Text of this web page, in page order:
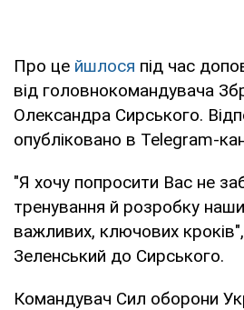
Про це йшлося під час
від головнокомандувача
Олександра Сирського.
опубліковано в Telegram-
"Я хочу попросити Вас не
тренування й розробку
важливих, ключових
Зеленський до Сирського.
Командувач Сил оборони